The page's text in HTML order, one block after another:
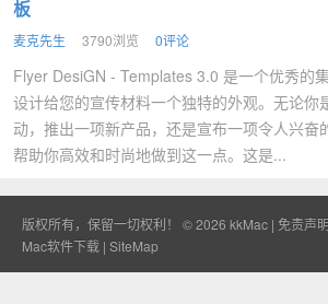
板
麦克先生 3790浏览 0评论
Flyer DesiGN - Templates 3.0 是一个优秀的
设计给您的宣传材料一个独特的外观。无论你
动，推出一项新产品，还是宣布一项令人兴奋
帮助你高效和时尚地做到这一点。这是...
版权所有，保留一切权利！ © 2026 kkMac | 免责声明
Mac软件下载 | SiteMap